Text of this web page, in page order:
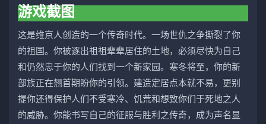
游戏截图
这是维京人创造的一个传奇时代。一场世仇之争撕裂了你
的祖国。你被逐出祖祖辈辈居住的土地，必须尽快为自己
和仍然忠于你的人们找到一个新家园。寒冬将至，你的新
部族正在翘首期盼你的引领。建造定居点本就不易，更别
提你还得保护人们不受寒冷、饥荒和想致你们于死地之人
的威胁。你能书写自己的征服与胜利之传奇，成为声名显